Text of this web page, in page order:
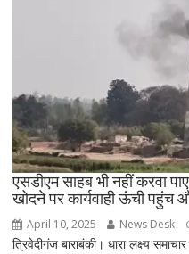
एसडीएम साहब भी नहीं करवा
खोदने पर कार्यवाही ऊंची पहुंच
April 10, 2025 News Desk
त्रिवेदीगंज बाराबंकी। धारा लक्ष्य